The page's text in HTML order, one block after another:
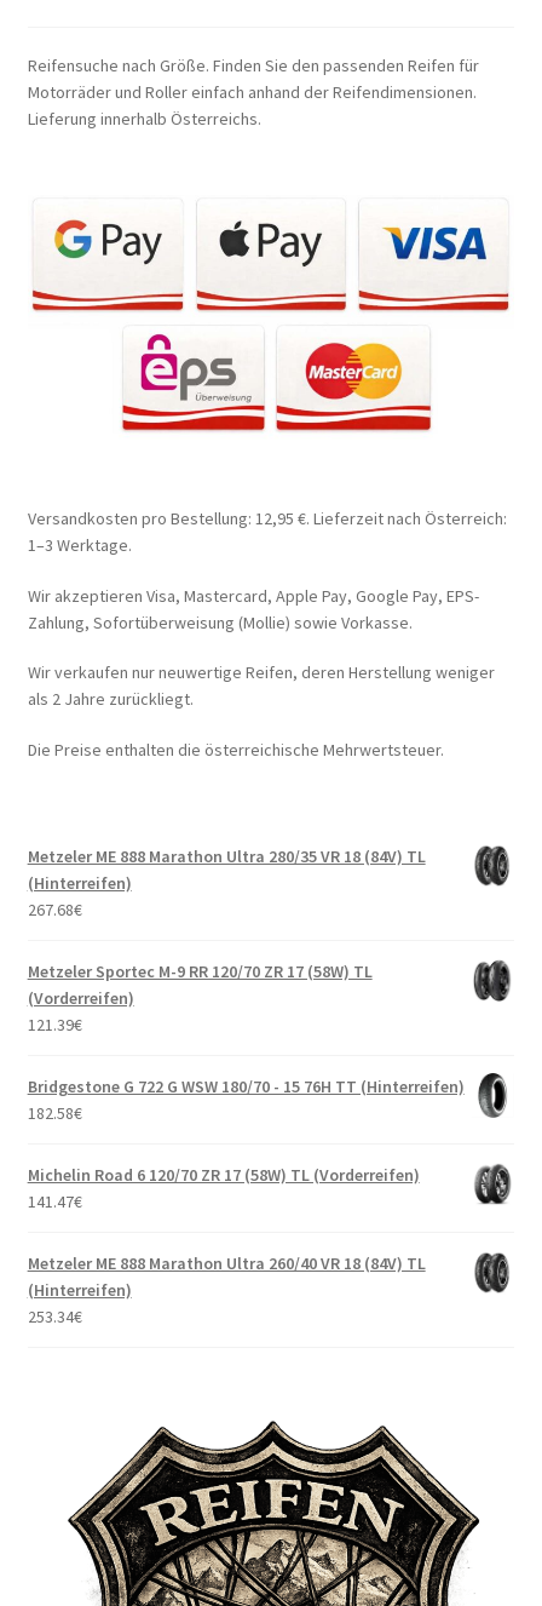
Reifensuche nach Größe. Finden Sie den passenden Reifen für
Motorräder und Roller einfach anhand der Reifendimensionen.
Lieferung innerhalb Österreichs.
Versandkosten pro Bestellung: 12,95 €. Lieferzeit nach Österreich:
1–3 Werktage.
Wir akzeptieren Visa, Mastercard, Apple Pay, Google Pay, EPS-
Zahlung, Sofortüberweisung (Mollie) sowie Vorkasse.
Wir verkaufen nur neuwertige Reifen, deren Herstellung weniger
als 2 Jahre zurückliegt.
Die Preise enthalten die österreichische Mehrwertsteuer.
Metzeler ME 888 Marathon Ultra 280/35 VR 18 (84V) TL
(Hinterreifen)
267.68€
Metzeler Sportec M-9 RR 120/70 ZR 17 (58W) TL
(Vorderreifen)
121.39€
Bridgestone G 722 G WSW 180/70 - 15 76H TT (Hinterreifen)
182.58€
Michelin Road 6 120/70 ZR 17 (58W) TL (Vorderreifen)
141.47€
Metzeler ME 888 Marathon Ultra 260/40 VR 18 (84V) TL
(Hinterreifen)
253.34€